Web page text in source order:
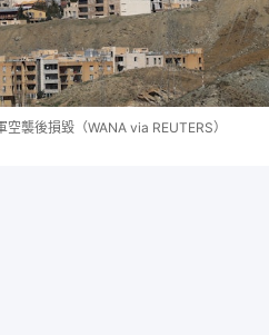
襲後損毀（WANA via REUTERS）